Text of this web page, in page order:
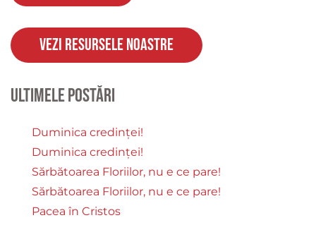
Vezi resursele noastre
Ultimele postări
Duminica credinței!
Duminica credinței!
Sărbătoarea Floriilor, nu e ce pare!
Sărbătoarea Floriilor, nu e ce pare!
Pacea în Cristos